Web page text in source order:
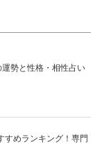
運勢と性格・相性占い
すめランキング！専門